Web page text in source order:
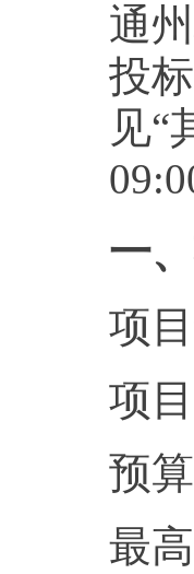
通
投
见“
一
项
项
预
最